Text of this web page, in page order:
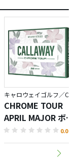
CHROME TOUR
APRIL MAJOR ボー
ル
0.0